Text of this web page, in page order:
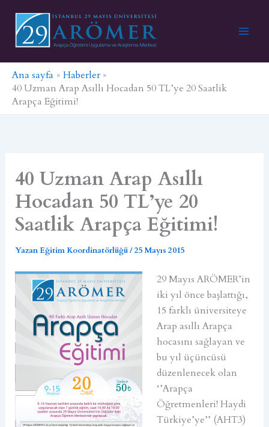
Ana sayfa
Haberler
40 Uzman Arap Asıllı Hocadan 50 TL’ye 20 Saatlik
Arapça Eğitimi!
40 Uzman Arap Asıllı
Hocadan 50 TL’ye 20
Saatlik Arapça Eğitimi!
YazanEğitim Koordinatörlüğü/25 Mayıs 2015
29 Mayıs ARÖMER’in
iki yıl önce başlattığı,
15 farklı üniversiteye
Arap asıllı Arapça
hocasını sağlayan ve
bu yıl üçüncüsü
düzenlenecek olan
‘’Arapça
Öğretmenleri! Haydi
Türkiye’ye’’ (AHT3)